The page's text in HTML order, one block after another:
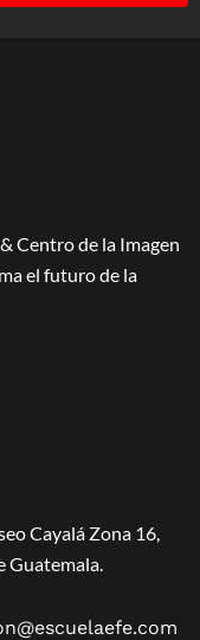
Centro de la Imagen
el futuro de la
Cayalá Zona 16,
Guatemala.